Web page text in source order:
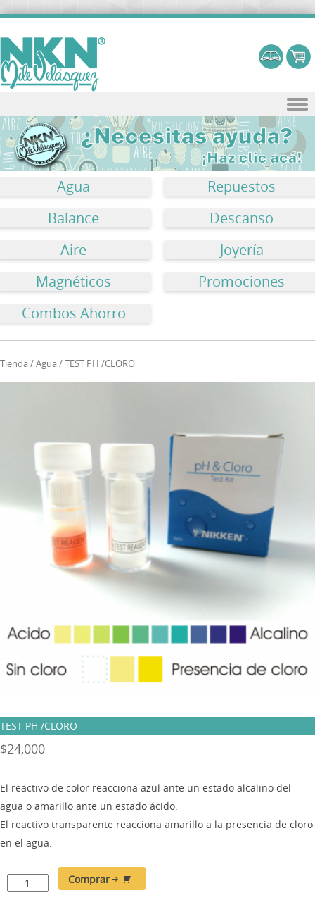
Skip to content
Agua
Repuestos
Balance
Descanso
Aire
Joyería
Magnéticos
Promociones
Combos Ahorro
Tienda/Agua/ TEST PH /CLORO
TEST PH /CLORO
$24,000
El reactivo de color reacciona azul ante un estado alcalino del
agua o amarillo ante un estado ácido.
El reactivo transparente reacciona amarillo a la presencia de cloro
en el agua.
Comprar